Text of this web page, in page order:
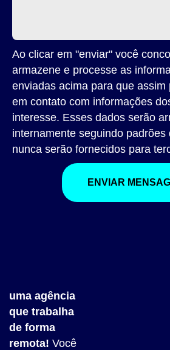
Ao clicar em "enviar" você
armazene e processe as
enviadas acima para que assim
em contato com informações
interesse. Esses dados serão
internamente seguindo padrões
nunca serão fornecidos para
ENVIAR
uma agência
que trabalha
de forma
remota! Você